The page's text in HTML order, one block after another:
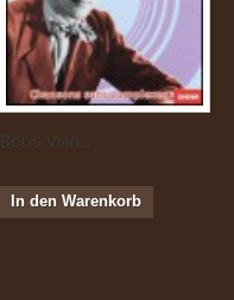
Boris Vian...
In den Warenkorb